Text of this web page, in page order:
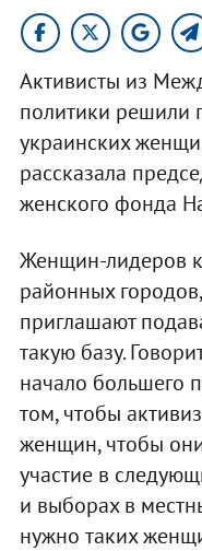
Активисты из
политики решили
украинских
рассказала
женского фонда
Женщин-лидеров
районных
приглашают
такую базу.
начало большего
том, чтобы
женщин, чтобы
участие в
и выборах в
нужно таких